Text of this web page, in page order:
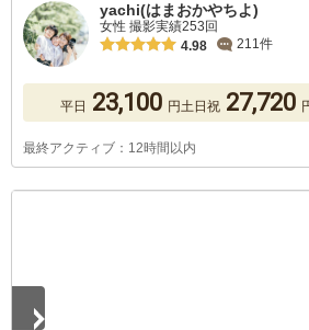
yachi(はまおかやちよ)
女性 撮影実績253回
4.98
211件
平日 23,100 円土日祝 27,720
最終アクティブ：12時間以内